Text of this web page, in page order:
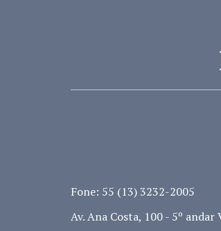
Fone: 55 (13) 3232-2005
Av. Ana Costa, 100 - 5º andar